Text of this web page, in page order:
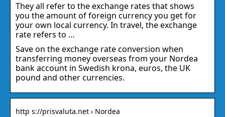
They all refer to the exchange rates that shows
you the amount of foreign currency you get for
your own local currency. In travel, the exchange
rate refers to …
Save on the exchange rate conversion when
transferring money overseas from your Nordea
bank account in Swedish krona, euros, the UK
pound and other currencies.
http s://prisvaluta.net › Nordea